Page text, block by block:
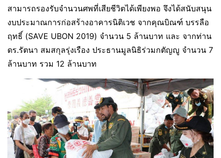
สามารถรองรับจำนวนศพที่เสียชีวิตได้เพียงพอ จึงได้สนับสนุน
งบประมาณการก่อสร้างอาคารนิติเวช จากคุณบิณฑ์ บรรลือ
ฤทธิ์ (SAVE UBON 2019) จำนวน 5 ล้านบาท และ จากท่าน
ดร.รัตนา สมสกุลรุ่งเรือง ประธานมูลนิธิร่วมกตัญญู จำนวน 7
ล้านบาท รวม 12 ล้านบาท